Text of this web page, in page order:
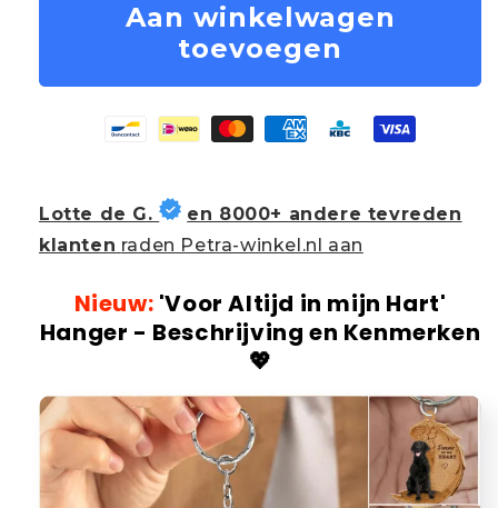
Aan winkelwagen
toevoegen
Lotte de G.
en 8000+ andere tevreden
klanten raden Petra-winkel.nl aan
Nieuw: 'Voor Altijd in mijn Hart'
Hanger - Beschrijving en Kenmerken
💖